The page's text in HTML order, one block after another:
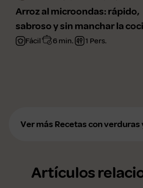
Arroz al microondas: rápido,
sabroso y sin manchar la
Fácil 6 min. 1 Pers.
Ver más Recetas con verduras
Artículos